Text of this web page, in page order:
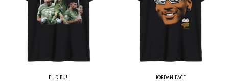
EL DIBU!! JORDAN FACE